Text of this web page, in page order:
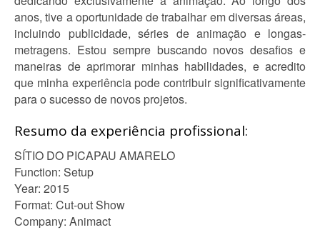
anos, tive a oportunidade de trabalhar em diversas áreas,
incluindo publicidade, séries de animação e longas-
metragens. Estou sempre buscando novos desafios e
maneiras de aprimorar minhas habilidades, e acredito
que minha experiência pode contribuir significativamente
para o sucesso de novos projetos.
Resumo da experiência profissional:
SÍTIO DO PICAPAU AMARELO
Function: Setup
Year: 2015
Format: Cut-out Show
Company: Animact